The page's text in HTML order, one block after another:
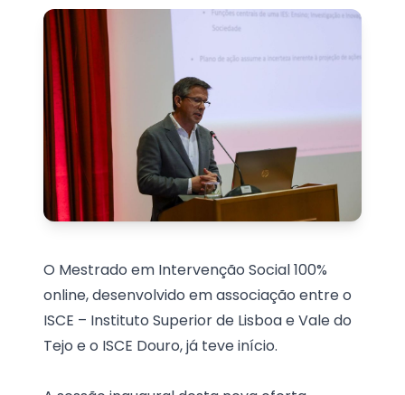
O Mestrado em Intervenção Social 100%
online, desenvolvido em associação entre o
ISCE – Instituto Superior de Lisboa e Vale do
Tejo e o ISCE Douro, já teve início.